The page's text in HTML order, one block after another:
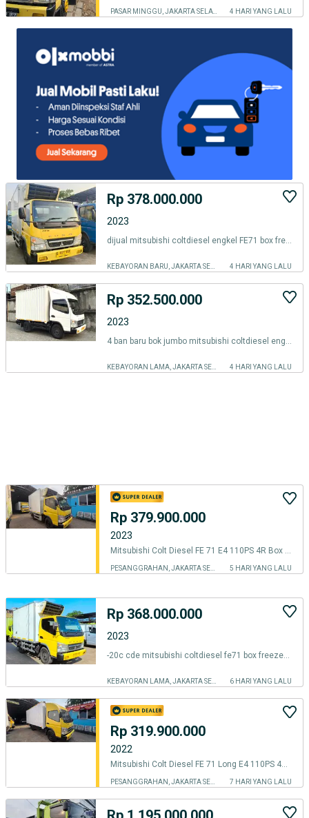
PASAR MINGGU, JAKARTA SELATAN 4 HARI YANG LALU
Rp 378.000.000
2023
dijual mitsubishi coltdiesel engkel FE71 box freezer 2023 frozen cde
4 HARI YANG LALU
Rp 352.500.000
2023
4 ban baru bok jumbo mitsubishi coltdiesel engkel fe 71 box besi 2023
4 HARI YANG LALU
Rp 379.900.000
2023
Mitsubishi Colt Diesel FE 71 E4 110PS 4R Box Carrier Citimax700 - 2023
5 HARI YANG LALU
Rp 368.000.000
2023
-20c cde mitsubishi coltdiesel fe71 box freezer 2023 reefer bok engkel
6 HARI YANG LALU
Rp 319.900.000
2022
Mitsubishi Colt Diesel FE 71 Long E4 110PS 4R + Box Besi Jumbo - 2022
7 HARI YANG LALU